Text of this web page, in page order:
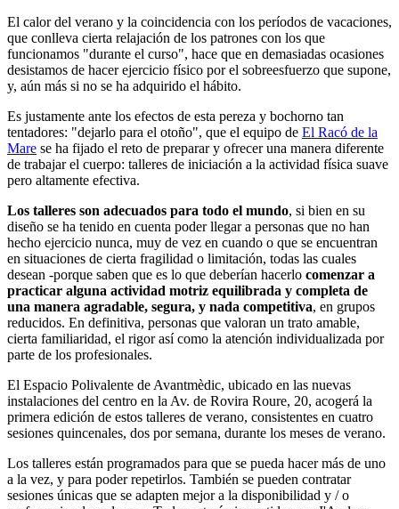
El calor del verano y la coincidencia con los períodos de vacaciones,
que conlleva cierta relajación de los patrones con los que
funcionamos "durante el curso", hace que en demasiadas ocasiones
desistamos de hacer ejercicio físico por el sobreesfuerzo que supone,
y, aún más si no se ha adquirido el hábito.
Es justamente ante los efectos de esta pereza y bochorno tan
tentadores: "dejarlo para el otoño", que el equipo de El Racó de la
Mare se ha fijado el reto de preparar y ofrecer una manera diferente
de trabajar el cuerpo: talleres de iniciación a la actividad física suave
pero altamente efectiva.
Los talleres son adecuados para todo el mundo, si bien en su
diseño se ha tenido en cuenta poder llegar a personas que no han
hecho ejercicio nunca, muy de vez en cuando o que se encuentran
en situaciones de cierta fragilidad o limitación, todas las cuales
desean -porque saben que es lo que deberían hacerlo comenzar a
practicar alguna actividad motriz equilibrada y completa de
una manera agradable, segura, y nada competitiva, en grupos
reducidos. En definitiva, personas que valoran un trato amable,
cierta familiaridad, el rigor así como la atención individualizada por
parte de los profesionales.
El Espacio Polivalente de Avantmèdic, ubicado en las nuevas
instalaciones del centro en la Av. de Rovira Roure, 20, acogerá la
primera edición de estos talleres de verano, consistentes en cuatro
sesiones quincenales, dos por semana, durante los meses de verano.
Los talleres están programados para que se pueda hacer más de uno
a la vez, y para poder repetirlos. También se pueden contratar
sesiones únicas que se adapten mejor a la disponibilidad y / o